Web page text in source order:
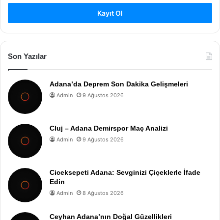
Kayıt Ol
Son Yazılar
Adana’da Deprem Son Dakika Gelişmeleri
Admin 9 Ağustos 2026
Cluj – Adana Demirspor Maç Analizi
Admin 9 Ağustos 2026
Ciceksepeti Adana: Sevginizi Çiçeklerle İfade
Edin
Admin 8 Ağustos 2026
Ceyhan Adana’nın Doğal Güzellikleri